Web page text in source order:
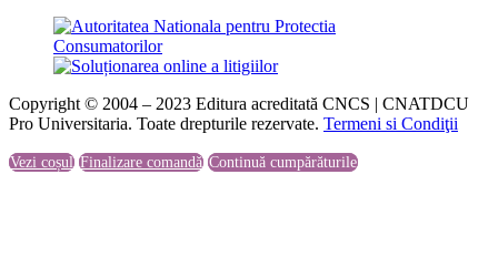
Copyright © 2004 – 2023 Editura acreditată CNCS | CNATDCU
Pro Universitaria. Toate drepturile rezervate. Termeni si Condiţii
Vezi coșul Finalizare comandă Continuă cumpărăturile